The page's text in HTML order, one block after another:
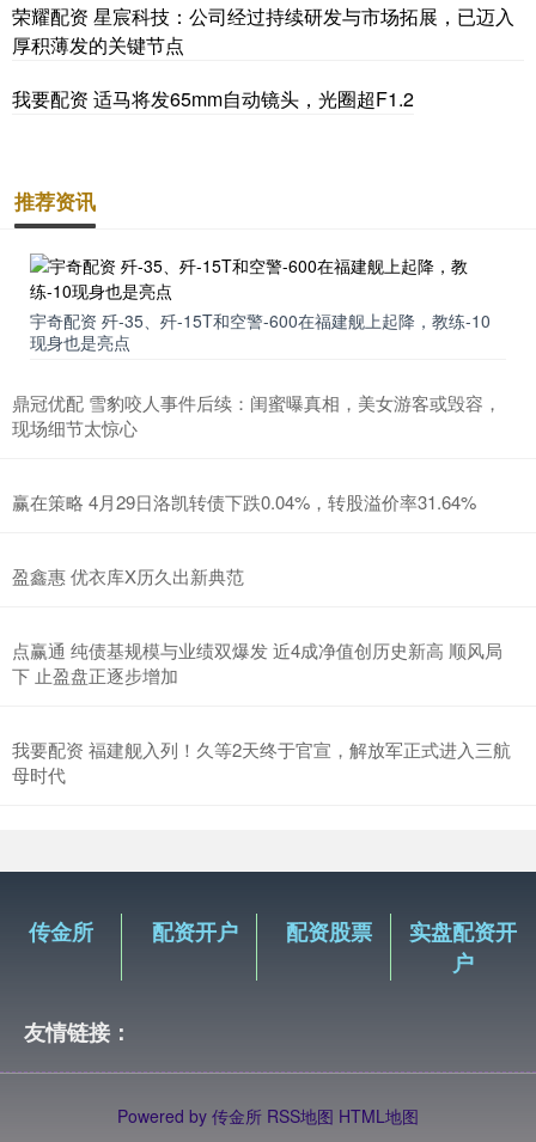
荣耀配资 星宸科技：公司经过持续研发与市场拓展，已迈入
厚积薄发的关键节点
我要配资 适马将发65mm自动镜头，光圈超F1.2
推荐资讯
宇奇配资 歼-35、歼-15T和空警-600在福建舰上起降，教练-10
现身也是亮点
鼎冠优配 雪豹咬人事件后续：闺蜜曝真相，美女游客或毁容，
现场细节太惊心
赢在策略 4月29日洛凯转债下跌0.04%，转股溢价率31.64%
盈鑫惠 优衣库X历久出新典范
点赢通 纯债基规模与业绩双爆发 近4成净值创历史新高 顺风局
下 止盈盘正逐步增加
我要配资 福建舰入列！久等2天终于官宣，解放军正式进入三航
母时代
传金所 配资开户 配资股票
实盘配资开
户
友情链接：
Powered by 传金所 RSS地图 HTML地图